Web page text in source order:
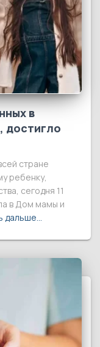
в
достигло
стране
ребенку,
сегодня 11
в Дом мамы и
дальше…